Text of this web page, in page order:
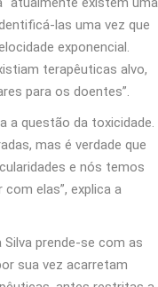
las uma vez que
exponencial.
terapêuticas alvo,
para os doentes”.
a questão da toxicidade.
mas é verdade que
e nós temos
elas”, explica a
Silva prende-se com as
sua vez acarretam